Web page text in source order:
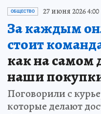
ОБЩЕСТВО 27 июня 2026 4:00
За каждым
стоит
как на самом
наши
Поговорили с
которые делают